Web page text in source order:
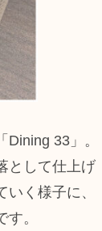
33」。
として仕上げ
く様子に、
。